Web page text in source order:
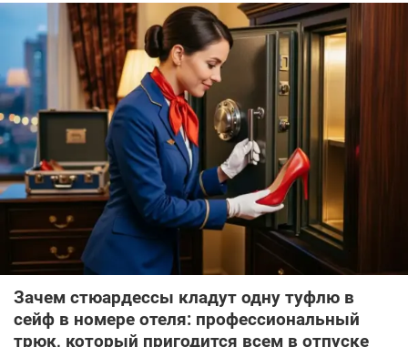
Зачем стюардессы кладут одну туфлю в
сейф в номере отеля: профессиональный
трюк, который пригодится всем в отпуске